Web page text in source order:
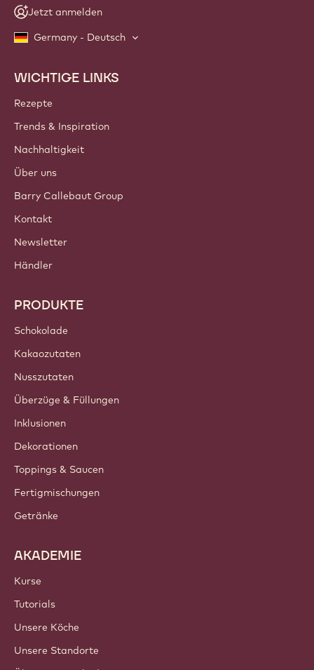
Jetzt anmelden
Germany - Deutsch
Footer
Callebaut
WICHTIGE LINKS
Rezepte
Trends & Inspiration
Nachhaltigkeit
Über uns
Barry Callebaut Group
Kontakt
Newsletter
Händler
PRODUKTE
Schokolade
Kakaozutaten
Nusszutaten
Überzüge & Füllungen
Inklusionen
Dekorationen
Toppings & Saucen
Fertigmischungen
Getränke
AKADEMIE
Kurse
Tutorials
Unsere Köche
Unsere Standorte